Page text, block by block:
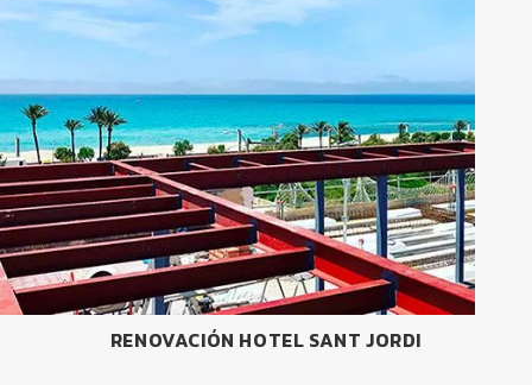
RENOVACIÓN HOTEL SANT JORDI